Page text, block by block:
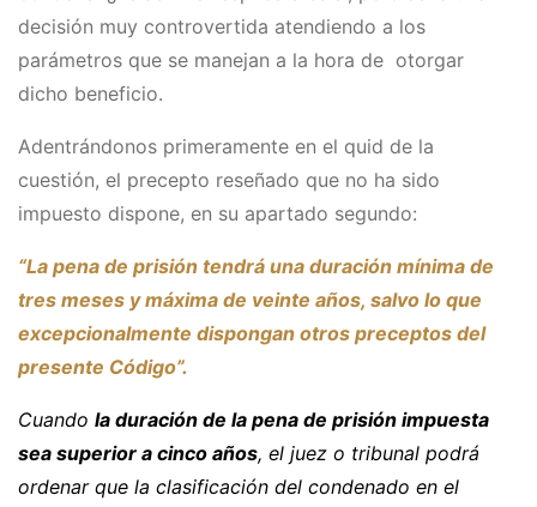
decisión muy controvertida atendiendo a los
parámetros que se manejan a la hora de otorgar
dicho beneficio.
Adentrándonos primeramente en el quid de la
cuestión, el precepto reseñado que no ha sido
impuesto dispone, en su apartado segundo:
“La pena de prisión tendrá una duración mínima de
tres meses y máxima de veinte años, salvo lo que
excepcionalmente dispongan otros preceptos del
presente Código”.
Cuando la duración de la pena de prisión impuesta
sea superior a cinco años, el juez o tribunal podrá
ordenar que la clasificación del condenado en el